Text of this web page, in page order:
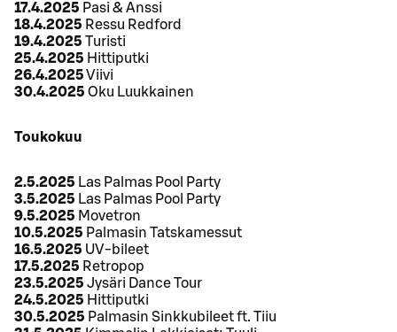
17.4.2025 Pasi & Anssi
18.4.2025 Ressu Redford
19.4.2025 Turisti
25.4.2025 Hittiputki
26.4.2025Viivi
30.4.2025 Oku Luukkainen
Toukokuu
2.5.2025 Las Palmas Pool Party
3.5.2025 Las Palmas Pool Party
9.5.2025 Movetron
10.5.2025 Palmasin Tatskamessut
16.5.2025 UV-bileet
17.5.2025 Retropop
23.5.2025 Jysäri Dance Tour
24.5.2025 Hittiputki
30.5.2025 Palmasin Sinkkubileet ft. Tiiu